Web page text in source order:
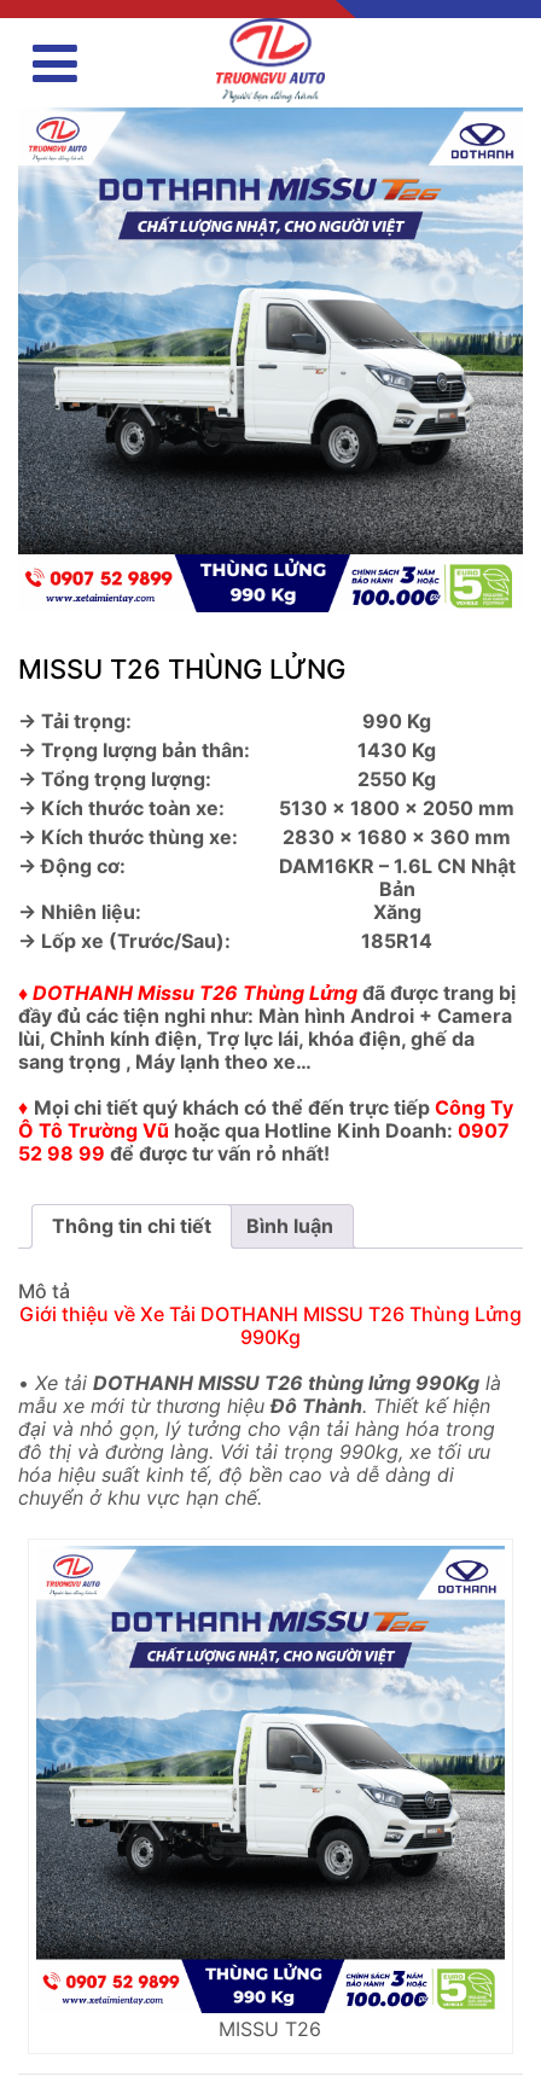
MISSU T26 THÙNG LỬNG
→ Tải trọng:
990 Kg
→ Trọng lượng bản thân:
1430 Kg
→ Tổng trọng lượng:
2550 Kg
→ Kích thước toàn xe:
5130 x 1800 x 2050 mm
→ Kích thước thùng xe:
2830 x 1680 x 360 mm
→ Động cơ:
DAM16KR – 1.6L CN Nhật
Bản
→ Nhiên liệu:
Xăng
→ Lốp xe (Trước/Sau):
185R14
♦ DOTHANH Missu T26 Thùng Lửng đã được trang bị
đầy đủ các tiện nghi như: Màn hình Androi + Camera
lùi, Chỉnh kính điện, Trợ lực lái, khóa điện, ghế da
sang trọng , Máy lạnh theo xe…
♦ Mọi chi tiết quý khách có thể đến trực tiếp Công Ty
Ô Tô Trường Vũ hoặc qua Hotline Kinh Doanh: 0907
52 98 99 để được tư vấn rỏ nhất!
Thông tin chi tiết Bình luận
Mô tả
Giới thiệu về Xe Tải DOTHANH MISSU T26 Thùng Lửng
990Kg
• Xe tải DOTHANH MISSU T26 thùng lửng 990Kg là
mẫu xe mới từ thương hiệuĐô Thành. Thiết kế hiện
đại và nhỏ gọn, lý tưởng cho vận tải hàng hóa trong
đô thị và đường làng. Với tải trọng 990kg, xe tối ưu
hóa hiệu suất kinh tế, độ bền cao và dễ dàng di
chuyển ở khu vực hạn chế.
MISSU T26